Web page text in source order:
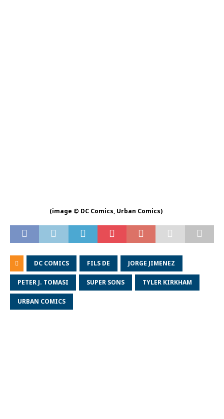
(image © DC Comics, Urban Comics)
DC COMICS FILS DE JORGE JIMENEZ
PETER J. TOMASI SUPER SONS TYLER KIRKHAM
URBAN COMICS